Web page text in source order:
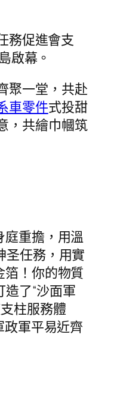
務促進會支
啟幕。
聚一堂，共赴
車零件式投甜
，共繪巾幗筑
庭重擔，用溫
圣任務，用實
！你的物質
造了“沙面軍
柱服務體
軍平易近齊